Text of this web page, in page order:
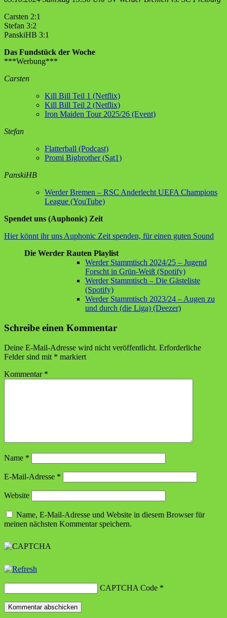
Carsten 2:1
Stefan 3:2
PanskiHB 3:1
Das Fundstück der Woche
***Werbung***
Carsten
Kill Bill Teil 1 (Netflix)
Kill Bill Teil 2 (Netflix)
Iron Maiden Tour 2025/26 (Event)
Stefan
Flatterball (Podcast)
Promi Bigbrother (Sat1)
PanskiHB
Werder Bremen – RSC Anderlecht UEFA Champions
League (YouTube)
Spendet uns (Auphonic) Zeit
Hier könnt ihr uns Auphonic Zeit spenden, für einen guten Sound
Die Werder Rauten Playlist
Werder Stammtisch 2024/25 – Jugend
Forscht in Grün-Weiß (Spotify)
Werder Stammtisch – Die Gästeliste
(Spotify)
Werder Stammtisch 2023/24 – Augen zu
und durch (die Liga) (Deezer)
Schreibe einen Kommentar
Deine E-Mail-Adresse wird nicht veröffentlicht. Erforderliche
Felder sind mit * markiert
Kommentar *
Name *
E-Mail-Adresse *
Website
Name, E-Mail-Adresse und Website in diesem Browser für
meinen nächsten Kommentar speichern.
CAPTCHA Code *